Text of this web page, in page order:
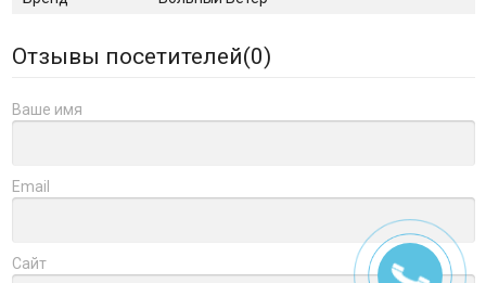
Отзывы посетителей(0)
Ваше имя
Email
Сайт